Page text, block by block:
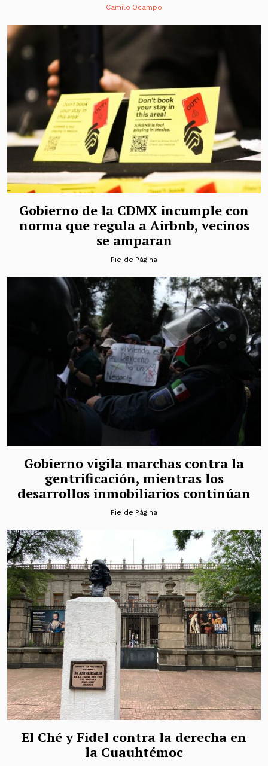
Camilo Ocampo
Gobierno de la CDMX incumple con
norma que regula a Airbnb, vecinos
se amparan
Pie de Página
Gobierno vigila marchas contra la
gentrificación, mientras los
desarrollos inmobiliarios continúan
Pie de Página
El Ché y Fidel contra la derecha en
la Cuauhtémoc